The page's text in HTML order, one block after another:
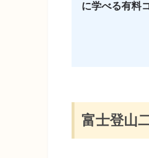
に学べる有料
富士登山